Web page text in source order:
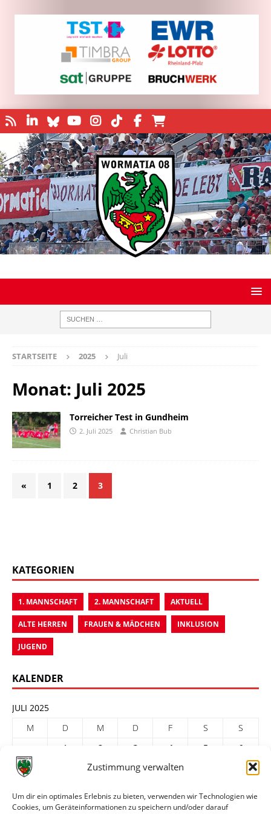
Zustimmung verwalten
Um dir ein optimales Erlebnis zu bieten, verwenden wir Technologien wie
Cookies, um Geräteinformationen zu speichern und/oder darauf
STARTSEITE 2025 Juli
Monat: Juli 2025
Torreicher Test in Gundheim
2. Juli 2025 Christian Bub
« 1 2 3
KATEGORIEN
1. MANNSCHAFT 2. MANNSCHAFT AKTUELL
ALTE HERREN FRAUEN & MÄDCHEN INKLUSION
JUGEND
KALENDER
JULI 2025
M
D M D F S
S
1
2 3 4 5
6
7
9 10 11
21
22 23 24 25 26